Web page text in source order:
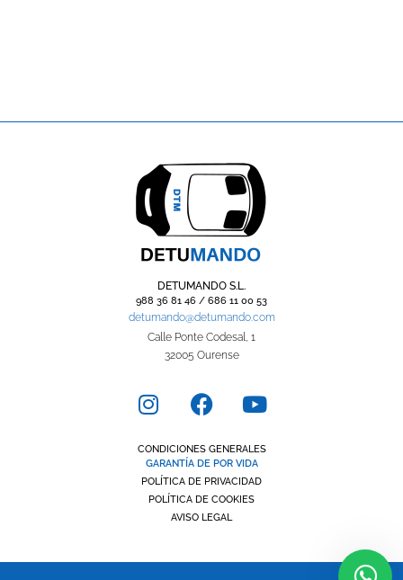
DETUMANDO S.L.
988 36 81 46 / 686 11 00 53
detumando@detumando.com
Calle Ponte Codesal, 1
32005 Ourense
CONDICIONES GENERALES
GARANTÍA DE POR VIDA
POLÍTICA DE PRIVACIDAD
POLÍTICA DE COOKIES
AVISO LEGAL
Estamos aquí para solucionar
Hola, puedo ayudarte en algo?